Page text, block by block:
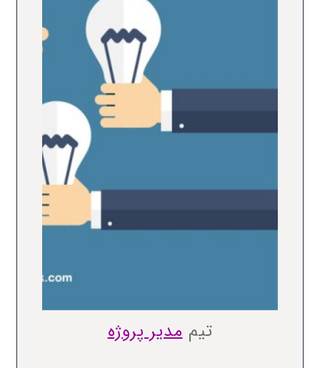
تیممدیر پروژه